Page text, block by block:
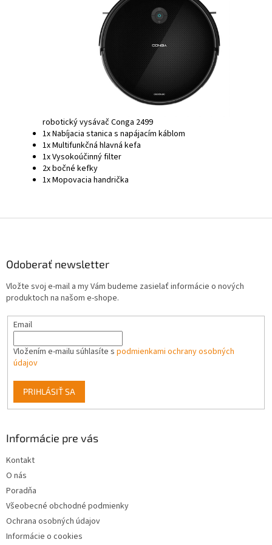
robotický vysávač Conga 2499
1x Nabíjacia stanica s napájacím káblom
1x Multifunkčná hlavná kefa
1x Vysokoúčinný filter
2x bočné kefky
1x Mopovacia handrička
Odoberať newsletter
Vložte svoj e-mail a my Vám budeme zasielať informácie o nových
produktoch na našom e-shope.
Email
Vložením e-mailu súhlasíte s podmienkami ochrany osobných
údajov
PRIHLÁSIŤ SA
Informácie pre vás
Kontakt
O nás
Poradňa
Všeobecné obchodné podmienky
Ochrana osobných údajov
Informácie o cookies